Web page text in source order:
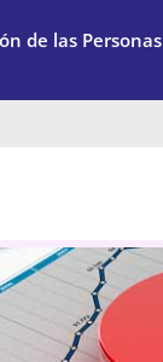
de las Personas